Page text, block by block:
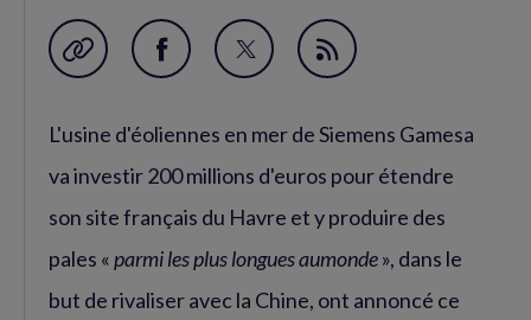
Garder en favori
Partager
Facebook
(nouvelle
fenêtre)
Partager
Twitter
(nouvelle
fenêtre)
Flux
L'usine d'éoliennes en mer de Siemens Gamesa
va investir 200 millions d'euros pour étendre
son site français du Havre et y produire des
pales «parmi les plus longues aumonde», dans le
but de rivaliser avec la Chine, ont annoncé ce